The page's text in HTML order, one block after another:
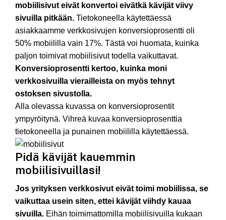
mobiilisivut eivät konvertoi eivätkä kävijät viivy
sivuilla pitkään. Tietokoneella käytettäessä
asiakkaamme verkkosivujen konversioprosentti oli
50% mobiililla vain 17%. Tästä voi huomata, kuinka
paljon toimivat mobiilisivut todella vaikuttavat.
Konversioprosentti kertoo, kuinka moni
verkkosivuilla vierailleista on myös tehnyt
ostoksen sivustolla.
Alla olevassa kuvassa on konversioprosentit
ympyröitynä. Vihreä kuvaa konversioprosenttia
tietokoneella ja punainen mobiililla käytettäessä.
Pidä kävijät kauemmin
mobiilisivuillasi!
Jos yrityksen verkkosivut eivät toimi mobiilissa, se
vaikuttaa usein siten, ettei kävijät viihdy kauaa
sivuilla. Eihän toimimattomilla mobiilisivuilla kukaan